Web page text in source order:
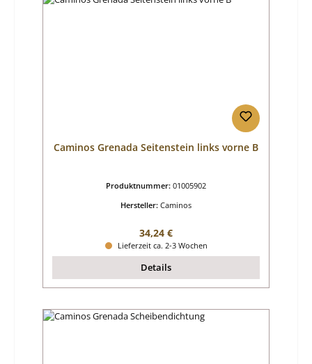
Caminos Grenada Seitenstein links vorne B
Produktnummer: 01005902
Hersteller: Caminos
Regulärer Preis:
34,24 €
Lieferzeit ca. 2-3 Wochen
Details